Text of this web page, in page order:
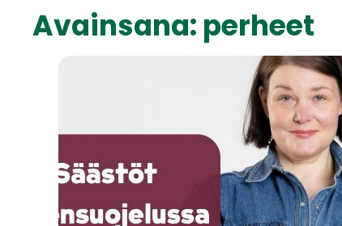
Avainsana: perheet